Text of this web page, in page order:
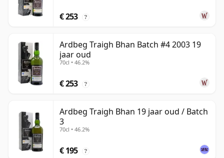
€ 253 ?
Ardbeg Traigh Bhan Batch #4 2003 19
jaar oud
70cl • 46.2%
€ 253 ?
Ardbeg Traigh Bhan 19 jaar oud / Batch
3
70cl • 46.2%
€ 195 ?